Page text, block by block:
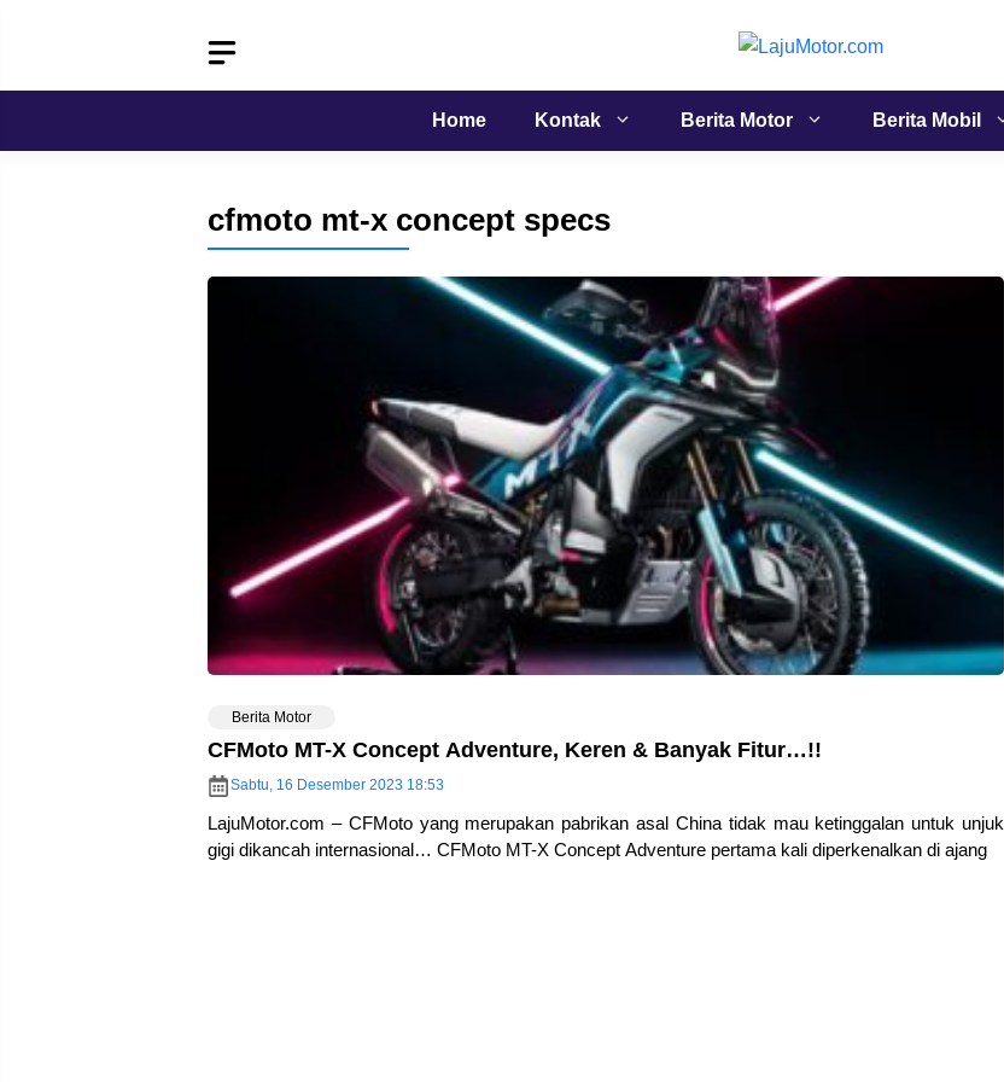
Home Kontak Berita Motor Berita Mobil
cfmoto mt-x concept specs
Berita Motor
CFMoto MT-X Concept Adventure, Keren & Banyak Fitur…!!
Sabtu, 16 Desember 2023 18:53
LajuMotor.com – CFMoto yang merupakan pabrikan asal China tidak mau ketinggalan untuk unjuk
gigi dikancah internasional… CFMoto MT-X Concept Adventure pertama kali diperkenalkan di ajang